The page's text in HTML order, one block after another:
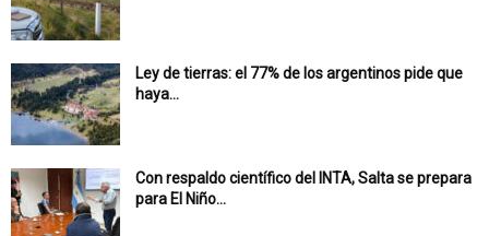
Ley de tierras: el 77% de los argentinos pide que
haya...
Con respaldo científico del INTA, Salta se prepara
para El Niño...